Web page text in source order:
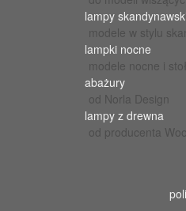
lampy
modele w stylu
lampki nocne
modele nocne i
abażury
od Norla Design
lampy z drewna
od producenta